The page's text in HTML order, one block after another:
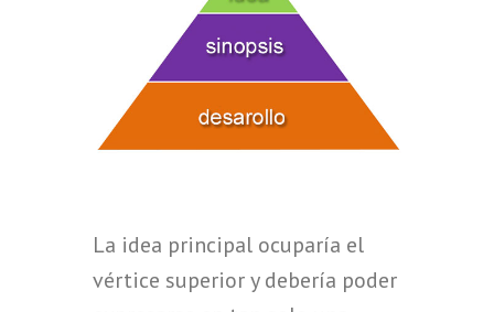
La idea principal ocuparía el
vértice superior y debería poder